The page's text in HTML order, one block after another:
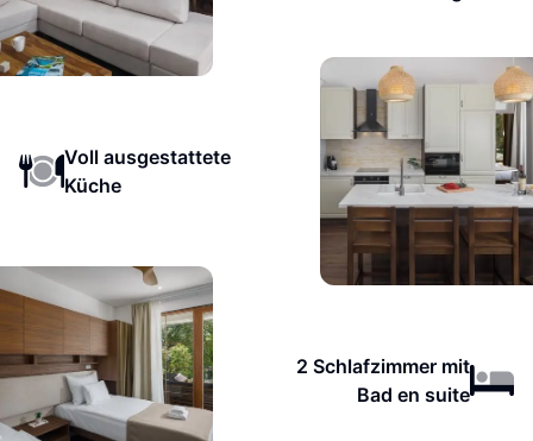
Voll ausgestattete
Küche
2 Schlafzimmer mit
Bad en suite